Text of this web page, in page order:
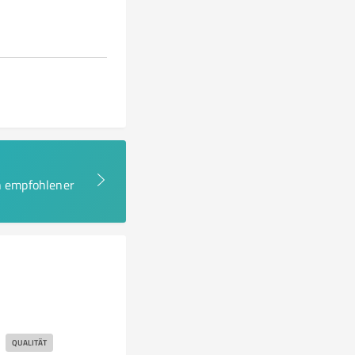
empfohlener
QUALITÄT